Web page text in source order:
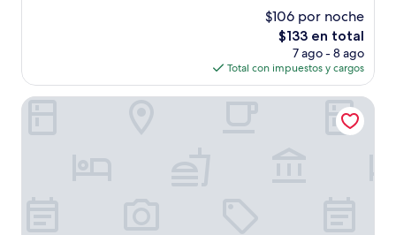
$106 por noche
El
precio
actual
es
de
$133 en total
7 ago - 8 ago
Total con impuestos y cargos
The Falcon Hotel